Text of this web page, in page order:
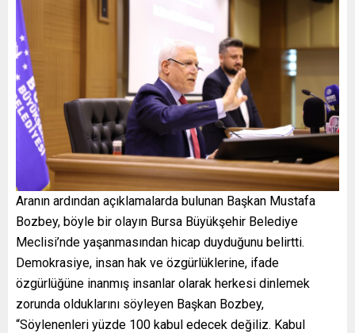
Aranın ardından açıklamalarda bulunan Başkan Mustafa
Bozbey, böyle bir olayın Bursa Büyükşehir Belediye
Meclisi’nde yaşanmasından hicap duyduğunu belirtti.
Demokrasiye, insan hak ve özgürlüklerine, ifade
özgürlüğüne inanmış insanlar olarak herkesi dinlemek
zorunda olduklarını söyleyen Başkan Bozbey,
“Söylenenleri yüzde 100 kabul edecek değiliz. Kabul